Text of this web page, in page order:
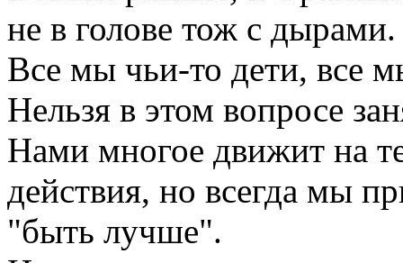
не в голове тож с дырами.
Все мы чьи-то дети, все
Нельзя в этом вопросе
Нами многое движит на
действия, но всегда мы
"быть лучше".